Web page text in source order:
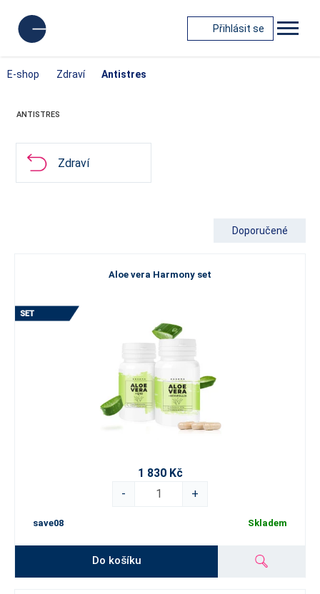
Přihlásit se
E-shop Zdraví Antistres
ANTISTRES
Zdraví
Doporučené
Aloe vera Harmony set
1 830 Kč
-
+
save08 Skladem
Do košíku